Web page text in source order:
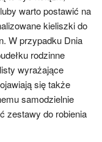
warto postawić na
kieliszki do
W przypadku Dnia
rodzinne
wyrażające
się także
samodzielnie
zestawy do robienia